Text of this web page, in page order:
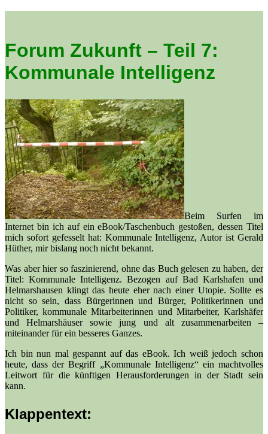
Forum Zukunft – Teil 7:
Kommunale Intelligenz
Beim Surfen im
Internet bin ich auf ein eBook/Taschenbuch gestoßen, dessen Titel
mich sofort gefesselt hat: Kommunale Intelligenz, Autor ist Gerald
Hüther, mir bislang noch nicht bekannt.
Was aber hier so faszinierend, ohne das Buch gelesen zu haben, der
Titel: Kommunale Intelligenz. Bezogen auf Bad Karlshafen und
Helmarshausen klingt das heute eher nach einer Utopie. Sollte es
nicht so sein, dass Bürgerinnen und Bürger, Politikerinnen und
Politiker, kommunale Mitarbeiterinnen und Mitarbeiter, Karlshäfer
und Helmarshäuser sowie jung und alt zusammenarbeiten –
miteinander für ein besseres Ganzes.
Ich bin nun mal gespannt auf das eBook. Ich weiß jedoch schon
heute, dass der Begriff „Kommunale Intelligenz“ ein machtvolles
Leitwort für die künftigen Herausforderungen in der Stadt sein
kann.
Klappentext: